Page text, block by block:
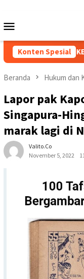
konten
Mobile
Konten Spesial
HUT RI KE-81,
Beranda Hukum dan
Lapor pak
Singapura-
marak lagi di
Valito.co
November 5, 2022